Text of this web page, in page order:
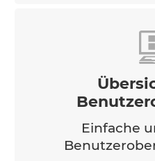
Einfache